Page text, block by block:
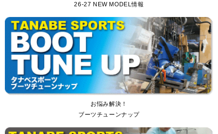
26-27 NEW MODEL情報
お悩み解決！
ブーツチューンナップ